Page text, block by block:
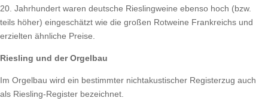
20. Jahrhundert waren deutsche Rieslingweine ebenso hoch (bzw.
teils höher) eingeschätzt wie die großen Rotweine Frankreichs und
erzielten ähnliche Preise.
Riesling und der Orgelbau
Im Orgelbau wird ein bestimmter nichtakustischer Registerzug auch
als Riesling-Register bezeichnet.